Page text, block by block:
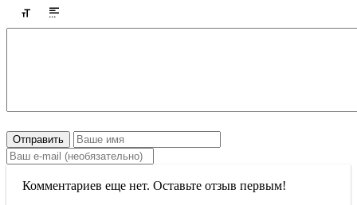
Отправить
Комментариев еще нет. Оставьте отзыв первым!